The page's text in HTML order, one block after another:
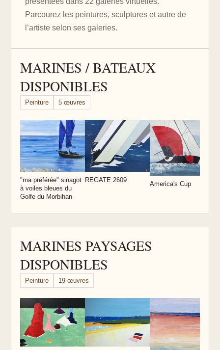
Parcourez les peintures, sculptures et autre de
l’artiste selon ses galeries.
MARINES / BATEAUX
DISPONIBLES
Peinture 5 œuvres
"ma préférée" sinagot
à voiles bleues du
Golfe du Morbihan
REGATE 2609
America's Cup
MARINES PAYSAGES
DISPONIBLES
Peinture 19 œuvres